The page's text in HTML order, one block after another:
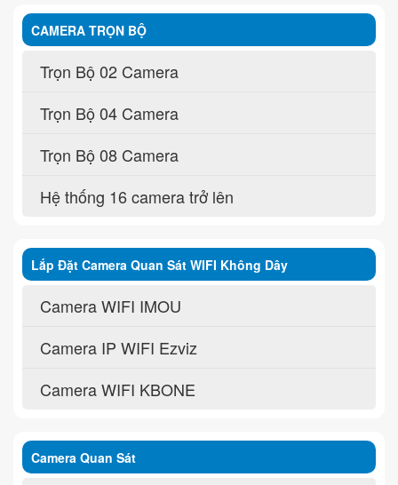
CAMERA TRỌN BỘ
Trọn Bộ 02 Camera
Trọn Bộ 04 Camera
Trọn Bộ 08 Camera
Hệ thống 16 camera trở lên
Lắp Đặt Camera Quan Sát WIFI Không Dây
Camera WIFI IMOU
Camera IP WIFI Ezviz
Camera WIFI KBONE
Camera Quan Sát